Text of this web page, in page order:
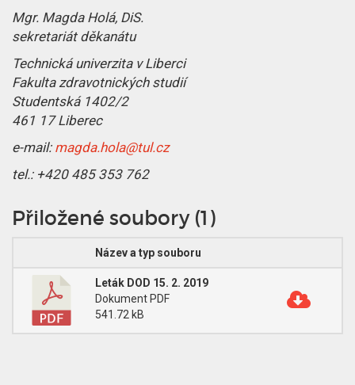
Mgr. Magda Holá, DiS.
sekretariát děkanátu
Technická univerzita v Liberci
Fakulta zdravotnických studií
Studentská 1402/2
461 17 Liberec
e-mail: magda.hola@tul.cz
tel.: +420 485 353 762
Přiložené soubory (1)
Název a typ souboru
Leták DOD 15. 2. 2019
Dokument PDF
541.72 kB